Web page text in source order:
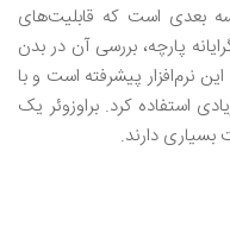
سه بعدی است که قابلیت‌های
پارچه، بررسی آن در بدن
نرم‌افزار پیشرفته است و با
استفاده کرد. براوزوئر یک
بسیاری دارند.